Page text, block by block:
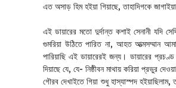
এত অসাড় হিম হইয়া গিয়াছে, তাহাদিগকে
এই ডায়ারের মতো দুর্দান্ত কশাই সেনানী যদি
গুমরিয়া উঠিতে পারিত না, আহত আত্মসম্মান
পারিয়াছি এই ডায়ারেরই জন্য। ডায়ারের
দিয়াছে যে, যে- নিষ্ঠীবন মাথায় করিয়া প্রভুর
গৌরব দেখাইতে গিয়া শুধু হাস্যাস্পদ